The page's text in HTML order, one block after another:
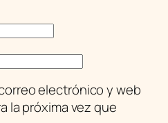
electrónico y web
la próxima vez que